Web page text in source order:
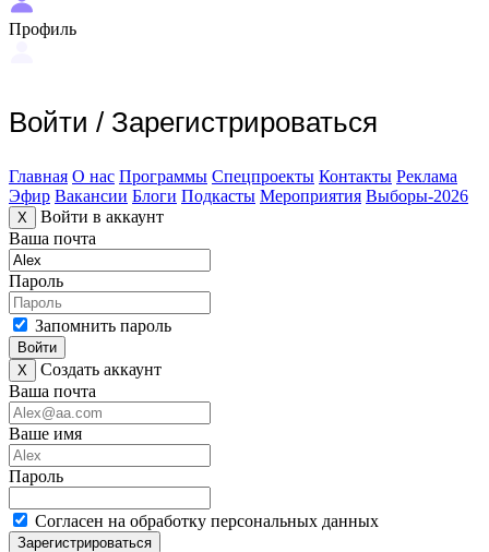
Профиль
Войти / Зарегистрироваться
Главная О нас Программы Спецпроекты Контакты Реклама
Эфир Вакансии Блоги Подкасты Мероприятия Выборы-2026
X
Войти в аккаунт
Ваша почта
Пароль
Запомнить пароль
Войти
X
Создать аккаунт
Ваша почта
Ваше имя
Пароль
Согласен на обработку персональных данных
Зарегистрироваться